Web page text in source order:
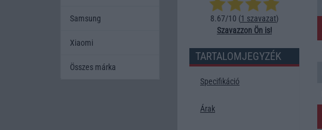
8.67/10 (1 szavazat)
Szavazzon Ön is!
TARTALOMJEGYZÉK
Specifikáció
Árak
Samsung
Xiaomi
Összes márka